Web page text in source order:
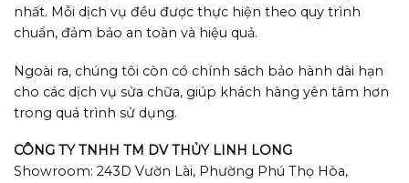
nhất. Mỗi dịch vụ đều được thực hiện theo quy trình
chuẩn, đảm bảo an toàn và hiệu quả.
Ngoài ra, chúng tôi còn có chính sách bảo hành dài hạn
cho các dịch vụ sửa chữa, giúp khách hàng yên tâm hơn
trong quá trình sử dụng.
CÔNG TY TNHH TM DV THỦY LINH LONG
Showroom: 243D Vườn Lài, Phường Phú Thọ Hòa,